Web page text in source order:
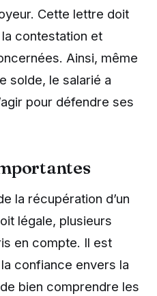
Cette lettre doit
contestation et
Ainsi, même
solde, le salarié a
pour défendre ses
la récupération d’un
légale, plusieurs
en compte. Il est
confiance envers la
bien comprendre les